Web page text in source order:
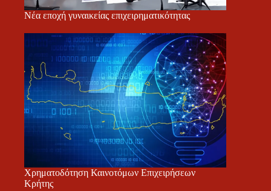
Νέα εποχή γυναικείας επιχειρηματικότητας
Χρηματοδότηση Καινοτόμων Επιχειρήσεων
Κρήτης